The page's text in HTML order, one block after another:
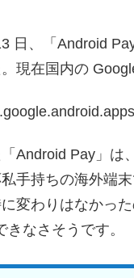
日、「Android
現在国内の
Android Pay」は
手持ちの海外端
変わりはなかっ
きなさそうです。